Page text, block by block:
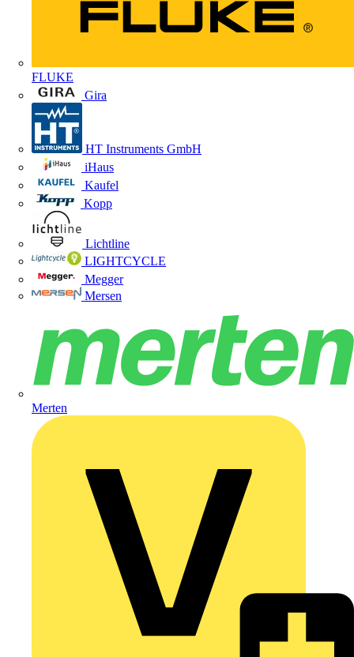
FLUKE
Gira
HT Instruments GmbH
iHaus
Kaufel
Kopp
Lichtline
LIGHTCYCLE
Megger
Mersen
Merten